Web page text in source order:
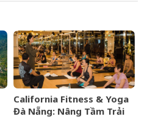
California Fitness & Yoga
Đà Nẵng: Nâng Tầm Trải